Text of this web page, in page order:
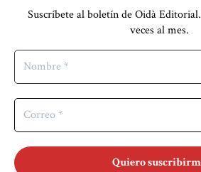
Suscríbete al boletín de Oidà Editorial.
veces al mes.
GATE24 Audio
reverté-aguilar
Servicios editoriales